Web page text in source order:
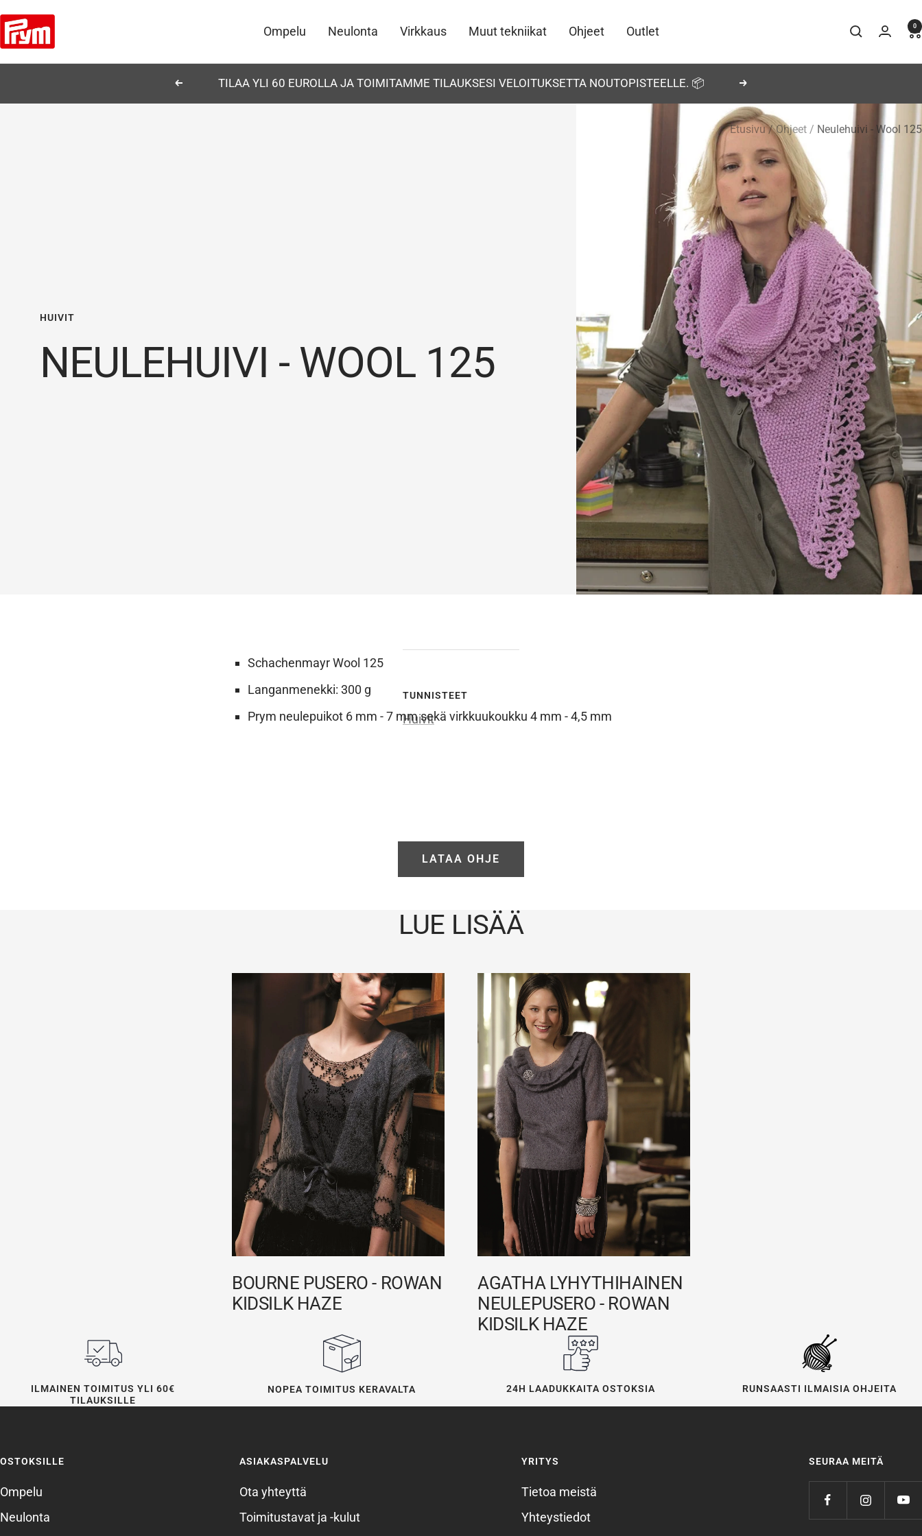
sisältöön
Ompelu Neulonta Virkkaus Muut tekniikat Ohjeet Outlet
Prym 0
EdellinenTILAA YLI 60 EUROLLA JA TOIMITAMME TILAUKSESI VELOITUKSETTA NOUTOPISTEELLE. 📦 Seuraava
Etusivu Ohjeet Neulehuivi - Wool 125
HUIVIT
NEULEHUIVI - WOOL 125
TUNNISTEET
Huivit
Schachenmayr Wool 125
Langanmenekki: 300 g
Prym neulepuikot 6 mm - 7 mm sekä virkkuukoukku 4 mm - 4,5 mm
LATAA OHJE
LUE LISÄÄ
BOURNE PUSERO - ROWAN
KIDSILK HAZE
AGATHA LYHYTHIHAINEN
NEULEPUSERO - ROWAN
KIDSILK HAZE
ILMAINEN TOIMITUS YLI 60€
TILAUKSILLE
NOPEA TOIMITUS KERAVALTA 24H LAADUKKAITA OSTOKSIA RUNSAASTI ILMAISIA OHJEITA
OSTOKSILLE
Ompelu
Neulonta
ASIAKASPALVELU
Ota yhteyttä
Toimitustavat ja -kulut
YRITYS
Tietoa meistä
Yhteystiedot
SEURAA MEITÄ